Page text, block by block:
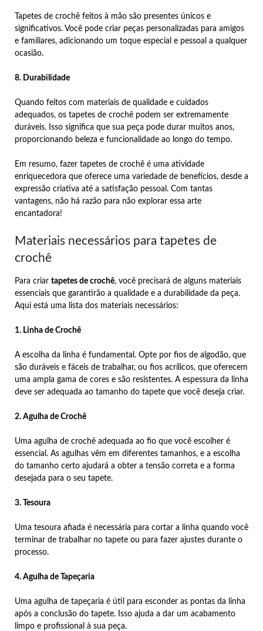
Tapetes de crochê feitos à mão são presentes únicos e
significativos. Você pode criar peças personalizadas para amigos
e familiares, adicionando um toque especial e pessoal a qualquer
ocasião.
8. Durabilidade
Quando feitos com materiais de qualidade e cuidados
adequados, os tapetes de crochê podem ser extremamente
duráveis. Isso significa que sua peça pode durar muitos anos,
proporcionando beleza e funcionalidade ao longo do tempo.
Em resumo, fazer tapetes de crochê é uma atividade
enriquecedora que oferece uma variedade de benefícios, desde a
expressão criativa até a satisfação pessoal. Com tantas
vantagens, não há razão para não explorar essa arte
encantadora!
Materiais necessários para tapetes de
crochê
Para criar tapetes de crochê, você precisará de alguns materiais
essenciais que garantirão a qualidade e a durabilidade da peça.
Aqui está uma lista dos materiais necessários:
1. Linha de Crochê
A escolha da linha é fundamental. Opte por fios de algodão, que
são duráveis e fáceis de trabalhar, ou fios acrílicos, que oferecem
uma ampla gama de cores e são resistentes. A espessura da linha
deve ser adequada ao tamanho do tapete que você deseja criar.
2. Agulha de Crochê
Uma agulha de crochê adequada ao fio que você escolher é
essencial. As agulhas vêm em diferentes tamanhos, e a escolha
do tamanho certo ajudará a obter a tensão correta e a forma
desejada para o seu tapete.
3. Tesoura
Uma tesoura afiada é necessária para cortar a linha quando você
terminar de trabalhar no tapete ou para fazer ajustes durante o
processo.
4. Agulha de Tapeçaria
Uma agulha de tapeçaria é útil para esconder as pontas da linha
após a conclusão do tapete. Isso ajuda a dar um acabamento
limpo e profissional à sua peça.